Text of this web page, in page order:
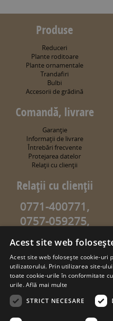
Produse
Reduceri
Plante roditoare
Plante ornamentale
Trandafiri
Bulbi
Accesorii de grădină
Comandă, livrare
Garanţie
Informaţii de livrare
Întrebări frecvente
Protejarea datelor
Relaţii cu clienţii
Relaţii cu clienţii
0771-400771,
0757-059275,
0757-059274
info@sweetgarden.ro
© copyright 2026. sweetgarden.ro
Toate drepturile rezervate.
textelor sau a ilustraţiilor din orice
www.sweetgarden.ro este
Acest site web
Acest site web folosește cookie-uri
utilizatorului. Prin utilizarea site-
toate cookie-urile în conformitate
urile.Află mai multe
STRICT NECESARE